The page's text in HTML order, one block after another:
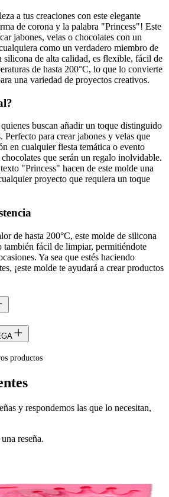
a tus creaciones con este elegante
de corona y la palabra "Princess"! Este
jabones, velas o chocolates con un
como un verdadero miembro de
silicona de alta calidad, es flexible, fácil de
de hasta 200°C, lo que lo convierte
una variedad de proyectos creativos.
buscan añadir un toque distinguido
Perfecto para crear jabones y velas que
en cualquier fiesta temática o evento
que serán un regalo inolvidable.
"Princess" hacen de este molde una
proyecto que requiera un toque
de hasta 200°C, este molde de silicona
también fácil de limpiar, permitiéndote
Ya sea que estés haciendo
¡este molde te ayudará a crear productos
productos
y respondemos las que lo necesitan,
reseña.